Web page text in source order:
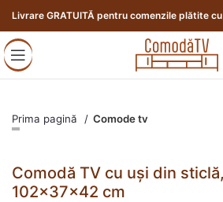
Livrare GRATUITĂ pentru comenzile plătite
Prima pagină Comode tv
Comodă TV cu uși din
102x37x42 cm